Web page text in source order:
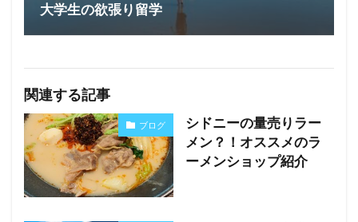
大学生の欲張り留学
関連する記事
ブログ
シドニーの量売りラー
メン？！オススメのラ
ーメンショップ紹介